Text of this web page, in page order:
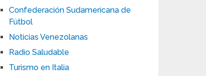
Confederación Sudamericana de
Fútbol
Noticias Venezolanas
Radio Saludable
Turismo en Italia